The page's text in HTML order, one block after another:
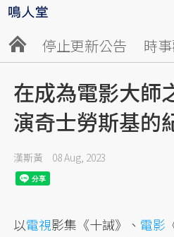
停止更新公告 時
在成為電影大師
演奇士勞斯基的
漢斯黃 08 Aug, 2023
以電視影集《十誡》、 電影